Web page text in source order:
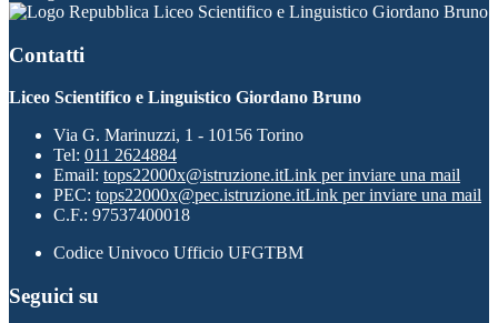
Liceo Scientifico e Linguistico Giordano Bruno
Contatti
Liceo Scientifico e Linguistico Giordano Bruno
Via G. Marinuzzi, 1 - 10156 Torino
Tel: 011 2624884
Email: tops22000x@istruzione.itLink per inviare una mail
PEC: tops22000x@pec.istruzione.itLink per inviare una mail
C.F.: 97537400018
Codice Univoco Ufficio UFGTBM
Seguici su